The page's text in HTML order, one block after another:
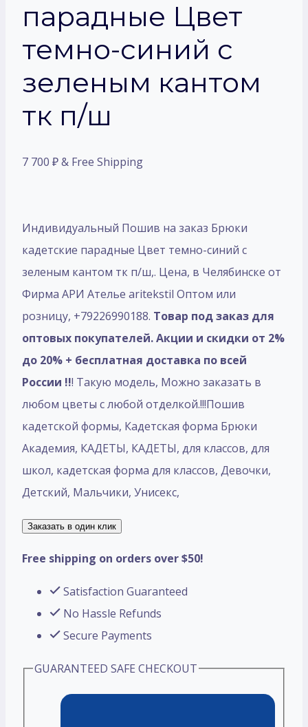
парадные Цвет
темно-синий с
зеленым кантом
тк п/ш
7 700 ₽& Free Shipping
Индивидуальный Пошив на заказ Брюки
кадетские парадные Цвет темно-синий с
зеленым кантом тк п/ш,. Цена, в Челябинске от
Фирма АРИ Ателье aritekstil Оптом или
розницу, +79226990188. Товар под заказ для
оптовых покупателей. Акции и скидки от 2%
до 20% + бесплатная доставка по всей
России !!! Такую модель, Mожно заказать в
любом цветы с любой отделкой.!!!Пошив
кадетской формы, Кадетская форма Брюки
Академия, КАДЕТЫ, КАДЕТЫ, для классов, для
школ, кадетская форма для классов, Девочки,
Детский, Мальчики, Унисекс,
Заказать в один клик
Free shipping on orders over $50!
Satisfaction Guaranteed
No Hassle Refunds
Secure Payments
GUARANTEED SAFE CHECKOUT